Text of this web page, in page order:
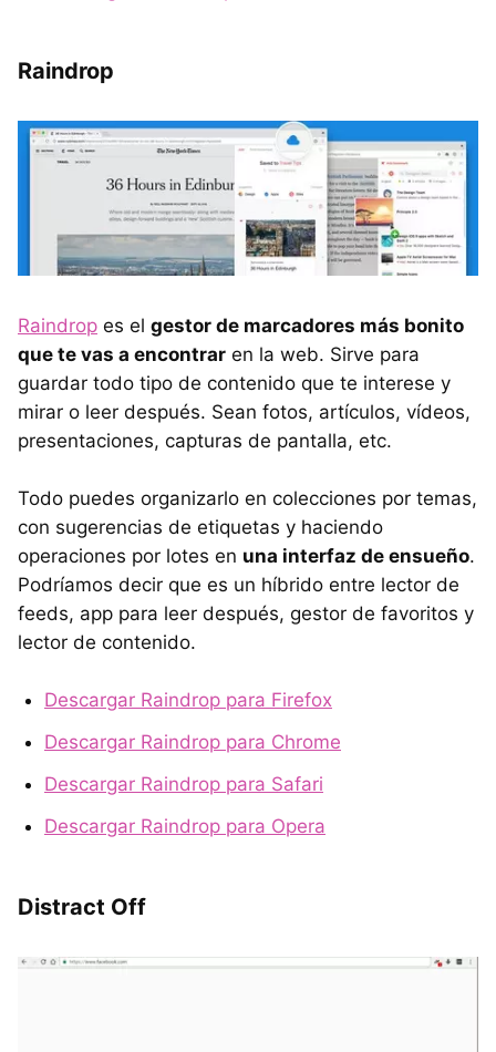
Raindrop
Raindrop es el gestor de marcadores más bonito
que te vas a encontrar en la web. Sirve para
guardar todo tipo de contenido que te interese y
mirar o leer después. Sean fotos, artículos, vídeos,
presentaciones, capturas de pantalla, etc.
Todo puedes organizarlo en colecciones por temas,
con sugerencias de etiquetas y haciendo
operaciones por lotes en una interfaz de ensueño.
Podríamos decir que es un híbrido entre lector de
feeds, app para leer después, gestor de favoritos y
lector de contenido.
Descargar Raindrop para Firefox
Descargar Raindrop para Chrome
Descargar Raindrop para Safari
Descargar Raindrop para Opera
Distract Off